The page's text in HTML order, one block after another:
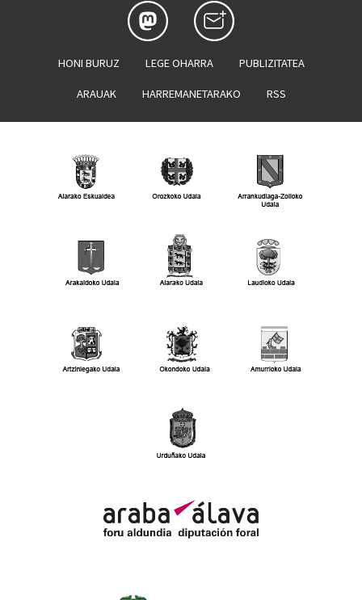
HONI BURUZ LEGE OHARRA PUBLIZITATEA
ARAUAK HARREMANETARAKO RSS